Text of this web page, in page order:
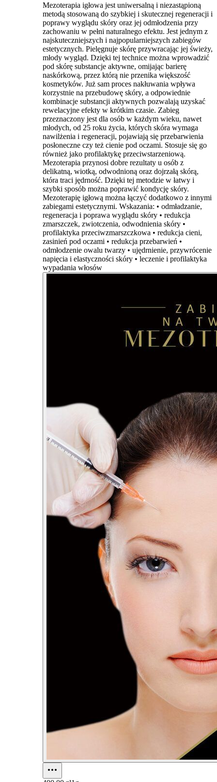
Mezoterapia igłowa jest uniwersalną i niezastąpioną
metodą stosowaną do szybkiej i skutecznej regeneracji i
poprawy wyglądu skóry oraz jej odmłodzenia przy
zachowaniu w pełni naturalnego efektu. Jest jednym z
najskuteczniejszych i najpopularniejszych zabiegów
estetycznych. Pielęgnuje skórę przywracając jej świeży,
młody wygląd. Dzięki tej technice można wprowadzić
pod skórę substancje aktywne, omijając barierę
naskórkową, przez którą nie przenika większość
kosmetyków. Już sam proces nakłuwania wpływa
korzystnie na przebudowę skóry, a odpowiednie
kombinacje substancji aktywnych pozwalają uzyskać
rewelacyjne efekty w krótkim czasie. Zabieg
przeznaczony jest dla osób w każdym wieku, nawet
młodych, od 25 roku życia, których skóra wymaga
nawilżenia i regeneracji, pojawiają się przebarwienia
posłoneczne czy też cienie pod oczami. Stosuje się go
również jako profilaktykę przeciwstarzeniową.
Mezoterapia przynosi dobre rezultaty u osób z
delikatną, wiotką, odwodnioną oraz dojrzałą skórą,
która traci jędrność. Dzięki tej metodzie w łatwy i
szybki sposób można poprawić kondycję skóry.
Mezoterapię igłową można łączyć dodatkowo z innymi
zabiegami estetycznymi. Wskazania: • odmładzanie,
regeneracja i poprawa wyglądu skóry • redukcja
zmarszczek, zwiotczenia, odwodnienia skóry •
profilaktyka przeciwzmarszczkowa • redukcja cieni,
zasinień pod oczami • redukcja przebarwień •
odmłodzenie owalu twarzy • ujędrnienie, przywrócenie
napięcia i elastyczności skóry • leczenie i profilaktyka
wypadania włosów